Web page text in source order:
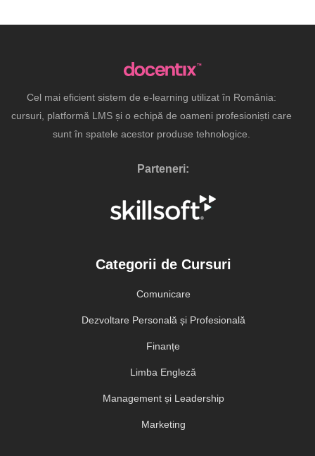
Cel mai eficient sistem de e-learning utilizat în România:
cursuri, platformă LMS și o echipă de oameni profesioniști care
sunt în spatele acestor produse tehnologice.
Parteneri:
Categorii de Cursuri
Comunicare
Dezvoltare Personală și Profesională
Finanțe
Limba Engleză
Management și Leadership
Marketing